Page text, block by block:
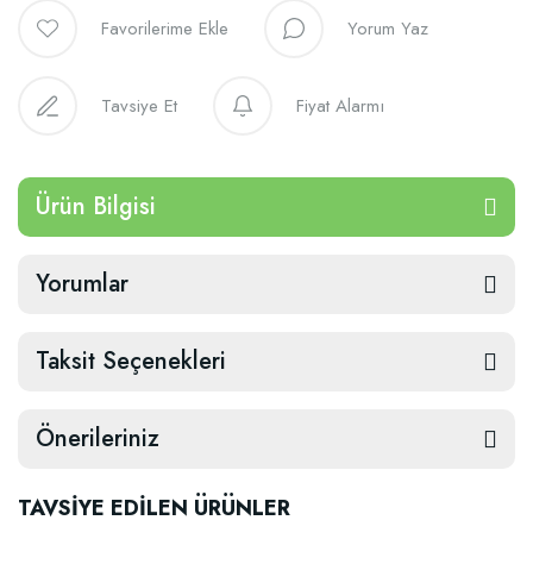
Yorum Yaz
Tavsiye Et Fiyat Alarmı
Ürün Bilgisi
Yorumlar
Taksit Seçenekleri
Önerileriniz
TAVSİYE EDİLEN ÜRÜNLER